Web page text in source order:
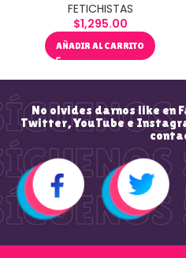
FETICHISTAS
$1,295.00
AÑADIR AL CARRITO
No olvides darnos like en
Twitter, YouTube e